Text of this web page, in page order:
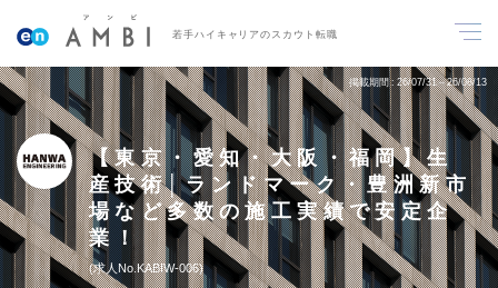
若手ハイキャリアのスカウト転職
掲載期間 26/07/31～26/08/13
【東京・愛知・大阪・福岡】生
産技術│ランドマーク・豊洲新市
場など多数の施工実績で安定企
業！
求人No.KABIW-006